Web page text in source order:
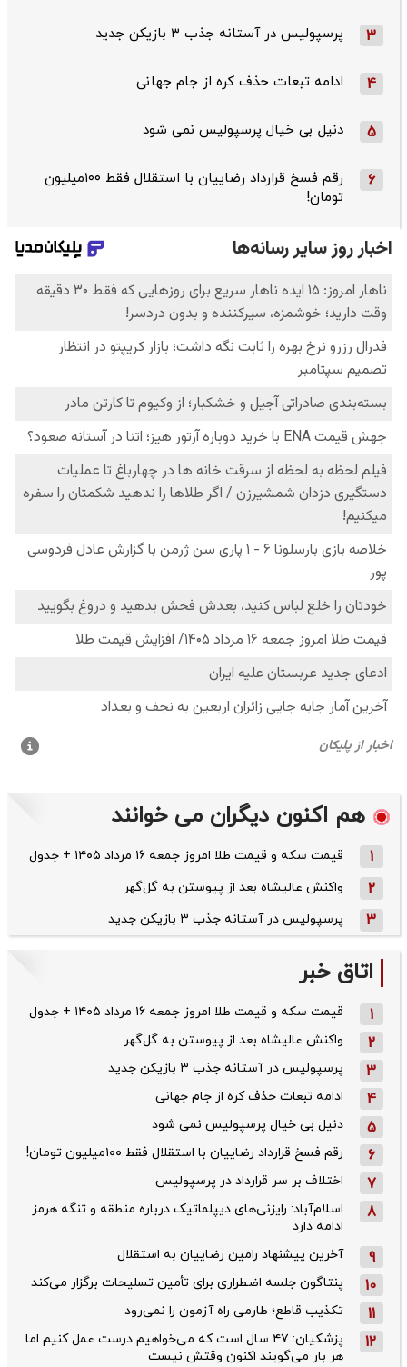
3 پرسپولیس در آستانه جذب ۳ بازیکن جدید
4 ادامه تبعات حذف کره از جام جهانی
5 دنیل بی خیال پرسپولیس نمی شود
6
رقم فسخ قرارداد رضاییان با استقلال فقط ۱۰۰میلیون
تومان!
هم اکنون دیگران می خوانند
1 قیمت سکه و قیمت طلا امروز جمعه ۱۶ مرداد ۱۴۰۵ + جدول
2 واکنش عالیشاه بعد از پیوستن به گل‌گهر
3 پرسپولیس در آستانه جذب ۳ بازیکن جدید
اتاق خبر
1 قیمت سکه و قیمت طلا امروز جمعه ۱۶ مرداد ۱۴۰۵ + جدول
2 واکنش عالیشاه بعد از پیوستن به گل‌گهر
3 پرسپولیس در آستانه جذب ۳ بازیکن جدید
4 ادامه تبعات حذف کره از جام جهانی
5 دنیل بی خیال پرسپولیس نمی شود
6 رقم فسخ قرارداد رضاییان با استقلال فقط ۱۰۰میلیون تومان!
7 اختلاف بر سر قرارداد در پرسپولیس
8
اسلام‌آباد: رایزنی‌های دیپلماتیک درباره منطقه و تنگه هرمز
ادامه دارد
9 آخرین پیشنهاد رامین رضاییان به استقلال
10 پنتاگون جلسه اضطراری برای تأمین تسلیحات برگزار می‌کند
11 تکذیب قاطع؛‌ طارمی راه آزمون را نمی‌رود
12
پزشکیان: ۴۷ سال است که می‌خواهیم درست عمل کنیم اما
هر بار می‌گویند اکنون وقتش نیست